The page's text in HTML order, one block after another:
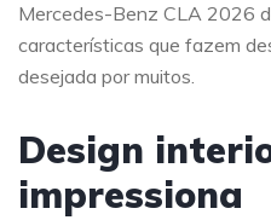
Mercedes-Benz CLA 2026
características que fazem
desejada por muitos.
Design
impressiona